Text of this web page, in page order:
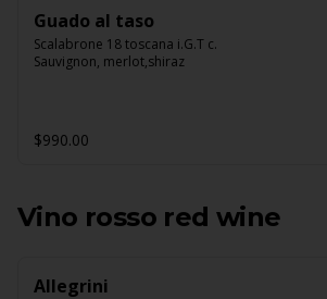
Guado al taso
Scalabrone 18 toscana i.G.T c.
Sauvignon, merlot,shiraz
$990.00
Vino rosso red wine
Allegrini